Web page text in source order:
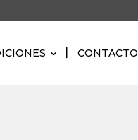
CONTACTO